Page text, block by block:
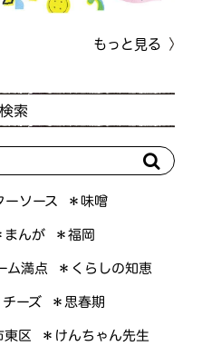
もっと見る
索
ーソース ＊味噌
まんが ＊福岡
ム満点 ＊くらしの知恵
チーズ ＊思春期
東区 ＊けんちゃん先生